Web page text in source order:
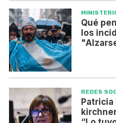
Qué
los
REDES
Patricia